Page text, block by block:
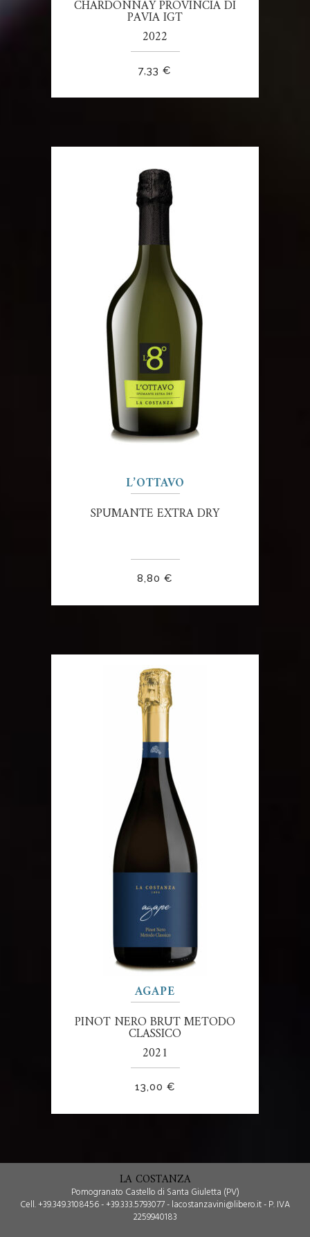
CHARDONNAY PROVINCIA DI
PAVIA IGT
2022
7,33 €
L’OTTAVO
SPUMANTE EXTRA DRY
8,80 €
AGAPE
PINOT NERO BRUT METODO
CLASSICO
2021
13,00 €
LA COSTANZA
Pomogranato Castello di Santa Giuletta (PV)
Cell. +39.349.3108456 - +39.333.5793077 - lacostanzavini@libero.it - P. IVA
2259940183